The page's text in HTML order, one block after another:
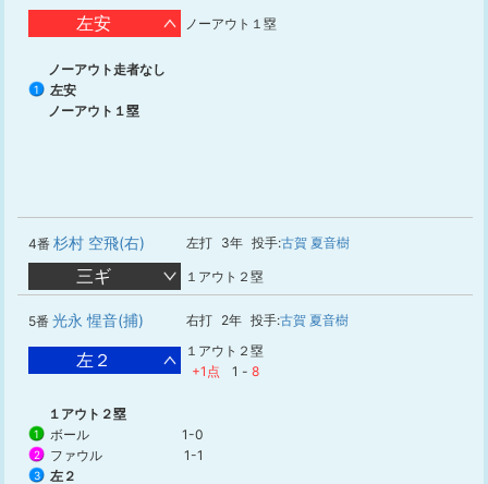
左安 ノーアウト１塁
ノーアウト走者なし
1
左安
ノーアウト１塁
4番 杉村 空飛(右) 左打 3年 投手:古賀 夏音樹
三ギ １アウト２塁
5番 光永 惺音(捕) 右打 2年 投手:古賀 夏音樹
左２
１アウト２塁
+1点
1 - 8
１アウト２塁
1 ボール 1-0
2 ファウル 1-1
3 左２